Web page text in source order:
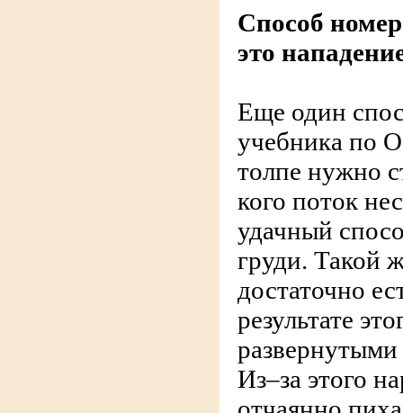
Способ
это
Еще один
учебника по
толпе нужно
кого поток
удачный
груди. Такой
достаточно
результате
Из–за этого